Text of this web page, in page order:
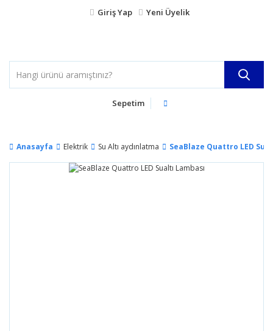
Giriş Yap Yeni Üyelik
Sepetim
Anasayfa Elektrik Su Altı aydınlatma SeaBlaze Quattro LED